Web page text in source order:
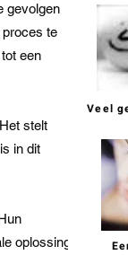
Veel
gevolgen
te
een
stelt
in dit
oplossing